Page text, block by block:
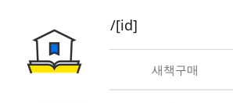
book/rent/[id]
대여 새책구매